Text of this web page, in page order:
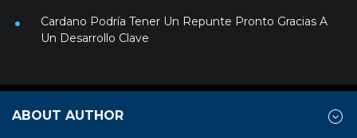
Cardano Podría Tener Un Repunte Pronto Gracias A
Un Desarrollo Clave
ABOUT AUTHOR